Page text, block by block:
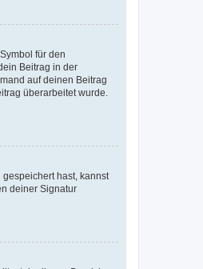
für den
Beitrag in der
auf deinen Beitrag
überarbeitet wurde.
hast, kannst
deiner Signatur